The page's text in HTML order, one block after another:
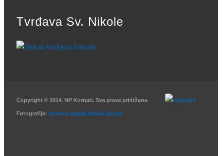
Tvrđava Sv. Nikole
Copyright © 2014. NP Kornati. Sva prava pridržana.
Fotografije: Novena Digital Media Studio